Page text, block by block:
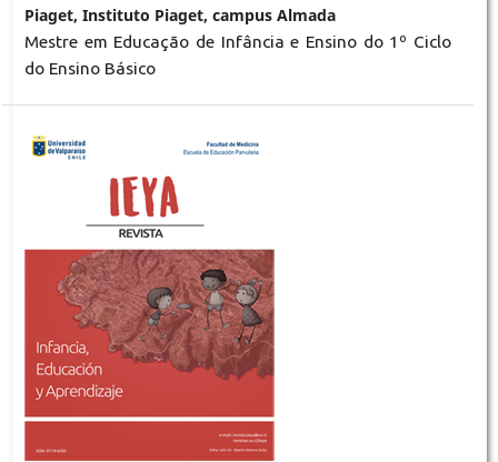
Piaget, Instituto Piaget, campus Almada
Mestre em Educação de Infância e Ensino do 1º Ciclo
do Ensino Básico